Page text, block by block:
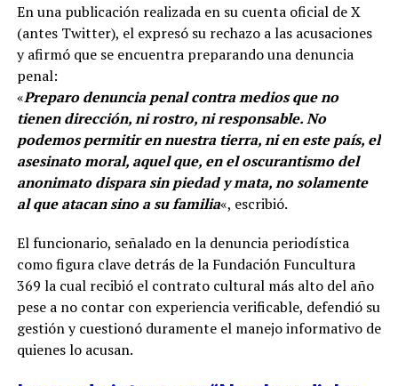
En una publicación realizada en su cuenta oficial de X
(antes Twitter), el expresó su rechazo a las acusaciones
y afirmó que se encuentra preparando una denuncia
penal:
«Preparo denuncia penal contra medios que no
tienen dirección, ni rostro, ni responsable. No
podemos permitir en nuestra tierra, ni en este país, el
asesinato moral, aquel que, en el oscurantismo del
anonimato dispara sin piedad y mata, no solamente
al que atacan sino a su familia«, escribió.
El funcionario, señalado en la denuncia periodística
como figura clave detrás de la Fundación Funcultura
369 la cual recibió el contrato cultural más alto del año
pese a no contar con experiencia verificable, defendió su
gestión y cuestionó duramente el manejo informativo de
quienes lo acusan.